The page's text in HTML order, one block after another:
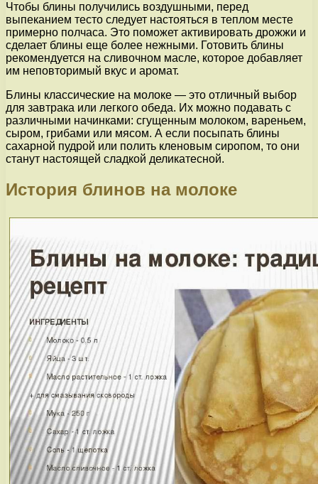
Чтобы блины получились воздушными, перед
выпеканием тесто следует настояться в теплом месте
примерно полчаса. Это поможет активировать дрожжи и
сделает блины еще более нежными. Готовить блины
рекомендуется на сливочном масле, которое добавляет
им неповторимый вкус и аромат.
Блины классические на молоке — это отличный выбор
для завтрака или легкого обеда. Их можно подавать с
различными начинками: сгущенным молоком, вареньем,
сыром, грибами или мясом. А если посыпать блины
сахарной пудрой или полить кленовым сиропом, то они
станут настоящей сладкой деликатесной.
История блинов на молоке